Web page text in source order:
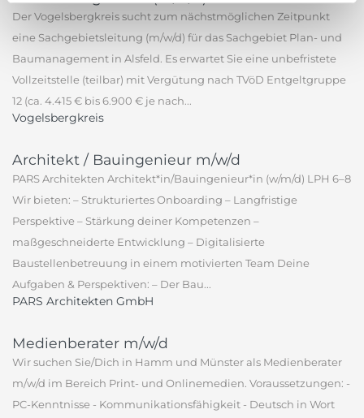
Der Vogelsbergkreis sucht zum nächstmöglichen Zeitpunkt
eine Sachgebietsleitung (m/w/d) für das Sachgebiet Plan- und
Baumanagement in Alsfeld. Es erwartet Sie eine unbefristete
Vollzeitstelle (teilbar) mit Vergütung nach TVöD Entgeltgruppe
12 (ca. 4.415 € bis 6.900 € je nach...
Vogelsbergkreis
Architekt / Bauingenieur m/w/d
PARS Architekten Architekt*in/Bauingenieur*in (w/m/d) LPH 6–8
Wir bieten: – Strukturiertes Onboarding – Langfristige
Perspektive – Stärkung deiner Kompetenzen –
maßgeschneiderte Entwicklung – Digitalisierte
Baustellenbetreuung in einem motivierten Team Deine
Aufgaben & Perspektiven: – Der Bau...
PARS Architekten GmbH
Medienberater m/w/d
Wir suchen Sie/Dich in Hamm und Münster als Medienberater
m/w/d im Bereich Print- und Onlinemedien. Voraussetzungen: -
PC-Kenntnisse - Kommunikationsfähigkeit - Deutsch in Wort